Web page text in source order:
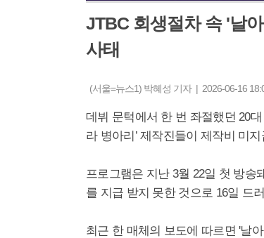
JTBC 회생절차 속 '날
사태
(서울=뉴스1) 박혜성 기자 | 2026-06-16
데뷔 문턱에서 한 번 좌절했던 20
라 병아리’ 제작진들이 제작비 미
프로그램은 지난 3월 22일 첫 방송
를 지급 받지 못한 것으로 16일 드
최근 한 매체의 보도에 따르면 '날